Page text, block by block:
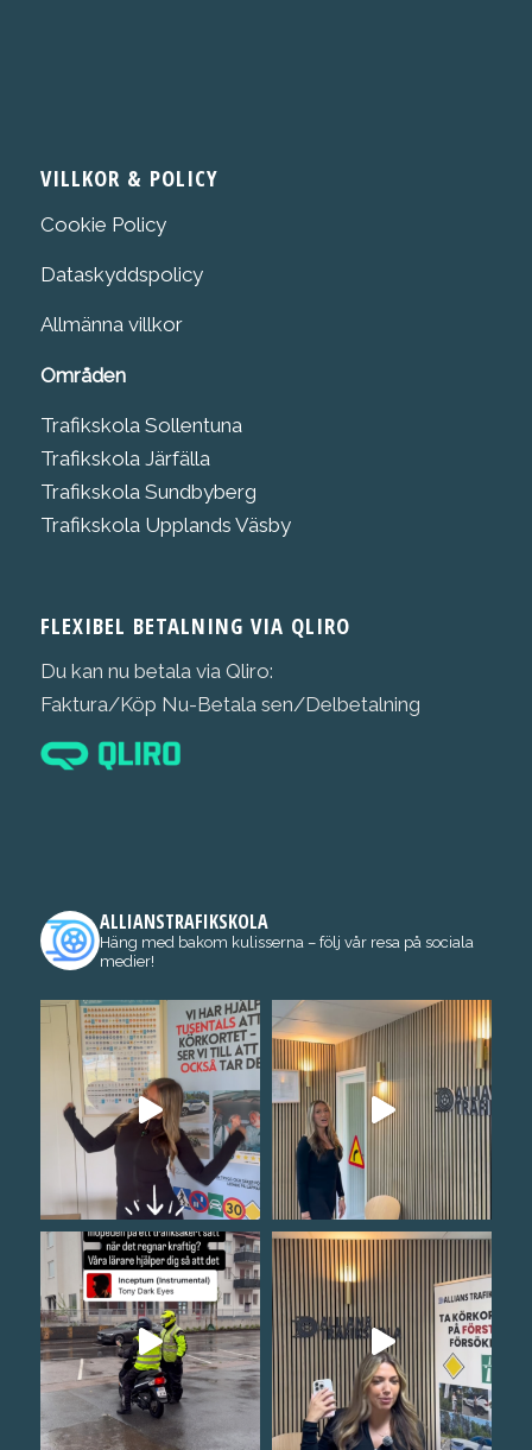
VILLKOR & POLICY
Cookie Policy
Dataskyddspolicy
Allmänna villkor
Områden
Trafikskola Sollentuna
Trafikskola Järfälla
Trafikskola Sundbyberg
Trafikskola Upplands Väsby
FLEXIBEL BETALNING VIA QLIRO
Du kan nu betala via Qliro:
Faktura/Köp Nu-Betala sen/Delbetalning
ALLIANSTRAFIKSKOLA
Häng med bakom kulisserna – följ vår resa på sociala
medier!